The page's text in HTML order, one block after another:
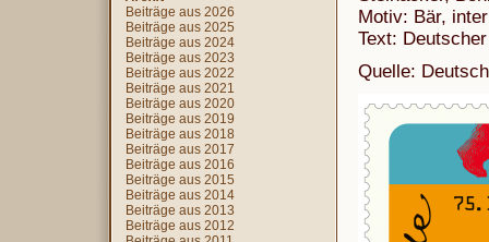
Motiv: Bär,
Text:
Quelle:
Beiträge aus 2026
Beiträge aus 2025
Beiträge aus 2024
Beiträge aus 2023
Beiträge aus 2022
Beiträge aus 2021
Beiträge aus 2020
Beiträge aus 2019
Beiträge aus 2018
Beiträge aus 2017
Beiträge aus 2016
Beiträge aus 2015
Beiträge aus 2014
Beiträge aus 2013
Beiträge aus 2012